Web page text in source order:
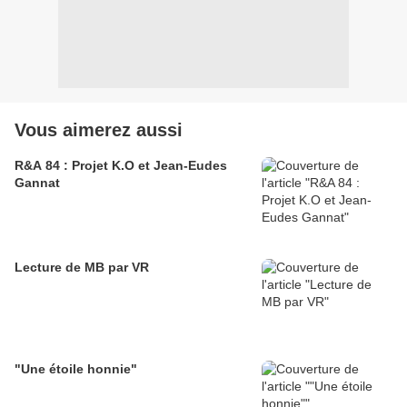
Vous aimerez aussi
R&A 84 : Projet K.O et Jean-Eudes
Gannat
Lecture de MB par VR
"Une étoile honnie"